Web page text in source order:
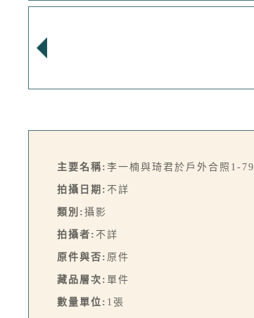
主要名稱: 李一楠與琦君於戶外合照1-79
拍攝日期: 不詳
類別: 攝影
拍攝者: 不詳
原件與否: 原件
藏品層次: 單件
數量單位: 1張